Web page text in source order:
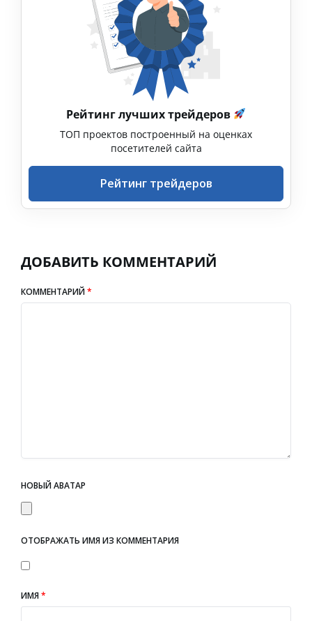
Рейтинг лучших трейдеров
ТОП проектов построенный на оценках
посетителей сайта
Рейтинг трейдеров
ДОБАВИТЬ КОММЕНТАРИЙ
КОММЕНТАРИЙ*
НОВЫЙ АВАТАР
ОТОБРАЖАТЬ ИМЯ ИЗ КОММЕНТАРИЯ
ИМЯ*